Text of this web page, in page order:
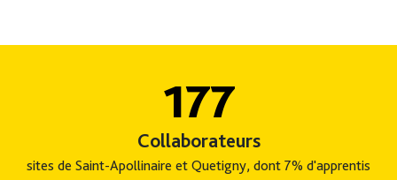
177
Collaborateurs
sites de Saint-Apollinaire et Quetigny, dont 7% d'apprentis